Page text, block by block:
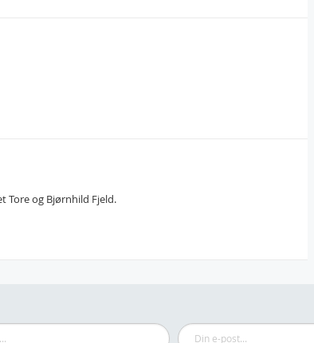
Tore og Bjørnhild Fjeld.